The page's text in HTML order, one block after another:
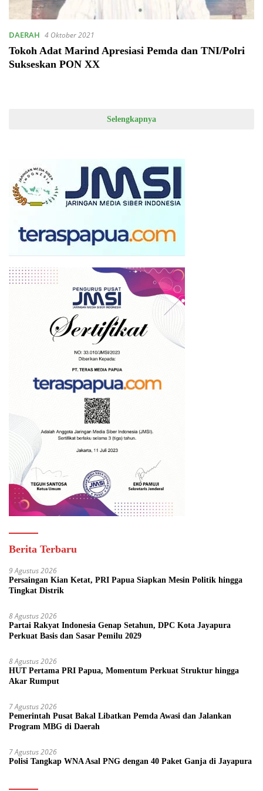
DAERAH 4 Oktober 2021
Tokoh Adat Marind Apresiasi Pemda dan TNI/Polri
Sukseskan PON XX
Selengkapnya
Berita Terbaru
9 Agustus 2026
Persaingan Kian Ketat, PRI Papua Siapkan Mesin Politik hingga
Tingkat Distrik
8 Agustus 2026
Partai Rakyat Indonesia Genap Setahun, DPC Kota Jayapura
Perkuat Basis dan Sasar Pemilu 2029
8 Agustus 2026
HUT Pertama PRI Papua, Momentum Perkuat Struktur hingga
Akar Rumput
7 Agustus 2026
Pemerintah Pusat Bakal Libatkan Pemda Awasi dan Jalankan
Program MBG di Daerah
7 Agustus 2026
Polisi Tangkap WNA Asal PNG dengan 40 Paket Ganja di Jayapura